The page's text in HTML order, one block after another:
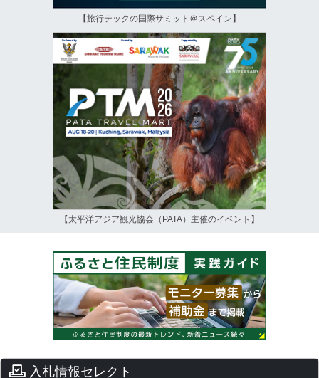
【旅行テックの国際サミット＠スペイン】
【太平洋アジア観光協会（PATA）主催のイベント】
入札情報セレクト